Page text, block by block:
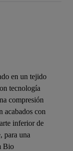
en un tejido
tecnología
compresión
acabados con
inferior de
para una
Bio